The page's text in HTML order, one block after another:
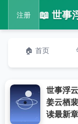
注册
🏠 首页
世事浮
姜云栖
读最新